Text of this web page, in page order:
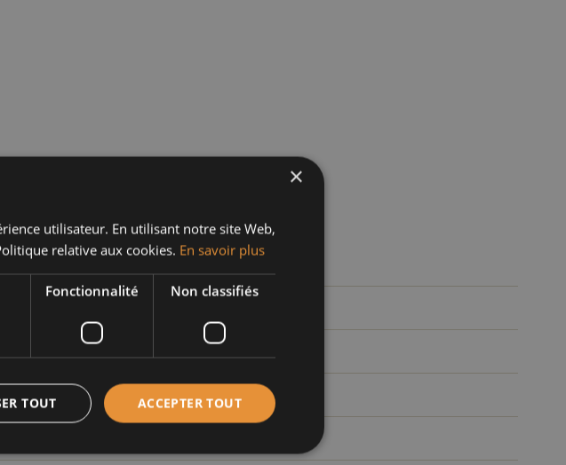
18m²
×
utilisateur. En utilisant notre site Web,
relative aux cookies. En savoir plus
Fonctionnalité Non classifiés
ACCEPTER TOUT
TOUT